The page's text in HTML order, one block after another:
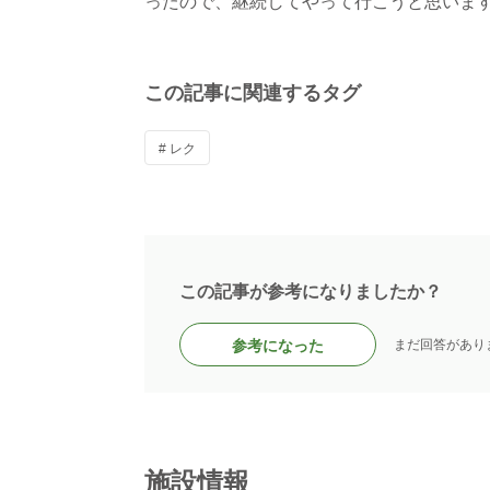
この記事に関連するタグ
# レク
この記事が参考になりましたか？
参考になった まだ回答があり
施設情報